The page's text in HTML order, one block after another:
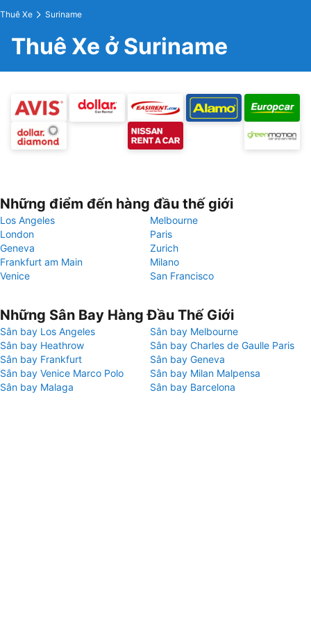
Thuê Xe Suriname
Thuê Xe ở Suriname
Những điểm đến hàng đầu thế giới
Los Angeles
Melbourne
London
Paris
Geneva
Zurich
Frankfurt am Main
Milano
Venice
San Francisco
Những Sân Bay Hàng Đầu Thế Giới
Sân bay Los Angeles
Sân bay Melbourne
Sân bay Heathrow
Sân bay Charles de Gaulle Paris
Sân bay Frankfurt
Sân bay Geneva
Sân bay Venice Marco Polo
Sân bay Milan Malpensa
Sân bay Malaga
Sân bay Barcelona